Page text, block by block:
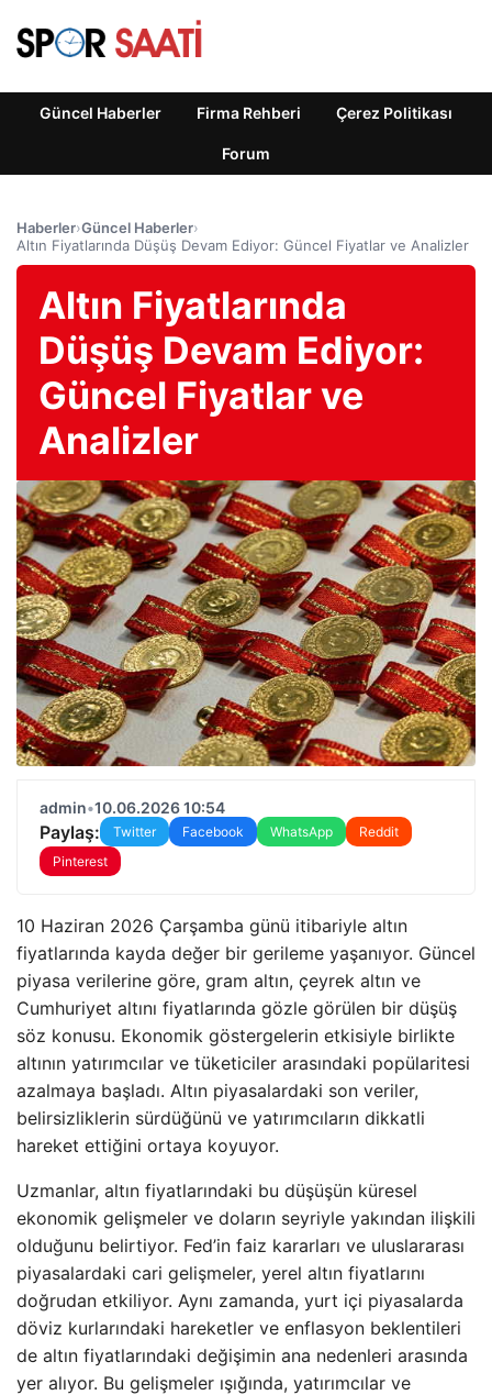
Güncel Haberler Firma Rehberi Çerez Politikası
Forum
Haberler›Güncel Haberler›
Altın Fiyatlarında Düşüş Devam Ediyor: Güncel Fiyatlar ve Analizler
Altın Fiyatlarında
Düşüş Devam Ediyor:
Güncel Fiyatlar ve
Analizler
admin•10.06.2026 10:54
Paylaş: Twitter Facebook WhatsApp
Reddit
Pinterest
10 Haziran 2026 Çarşamba günü itibariyle altın
fiyatlarında kayda değer bir gerileme yaşanıyor. Güncel
piyasa verilerine göre, gram altın, çeyrek altın ve
Cumhuriyet altını fiyatlarında gözle görülen bir düşüş
söz konusu. Ekonomik göstergelerin etkisiyle birlikte
altının yatırımcılar ve tüketiciler arasındaki popülaritesi
azalmaya başladı. Altın piyasalardaki son veriler,
belirsizliklerin sürdüğünü ve yatırımcıların dikkatli
hareket ettiğini ortaya koyuyor.
Uzmanlar, altın fiyatlarındaki bu düşüşün küresel
ekonomik gelişmeler ve doların seyriyle yakından ilişkili
olduğunu belirtiyor. Fed’in faiz kararları ve uluslararası
piyasalardaki cari gelişmeler, yerel altın fiyatlarını
doğrudan etkiliyor. Aynı zamanda, yurt içi piyasalarda
döviz kurlarındaki hareketler ve enflasyon beklentileri
de altın fiyatlarındaki değişimin ana nedenleri arasında
yer alıyor. Bu gelişmeler ışığında, yatırımcılar ve